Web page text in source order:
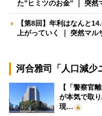
た”ヒミツのお金” ｜ 突
【第8回】年利はなんと
上がっていく ｜ 突然マ
河合雅司「人口減少
【「警察官
が本気で取
現…